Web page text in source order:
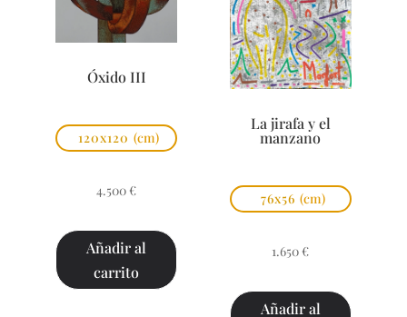
Óxido III
120x120 (cm)
4.500 €
Añadir al
carrito
La jirafa y el
manzano
76x56 (cm)
1.650 €
Añadir al